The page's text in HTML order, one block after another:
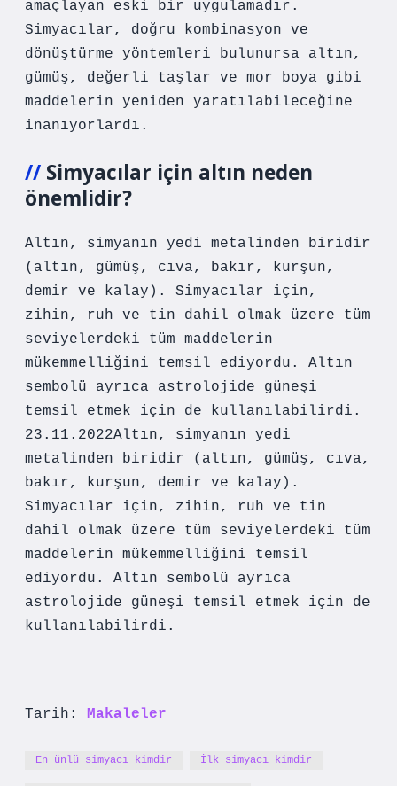
amaçlayan eski bir uygulamadır.
Simyacılar, doğru kombinasyon ve
dönüştürme yöntemleri bulunursa altın,
gümüş, değerli taşlar ve mor boya gibi
maddelerin yeniden yaratılabileceğine
inanıyorlardı.
Simyacılar için altın neden
önemlidir?
Altın, simyanın yedi metalinden biridir
(altın, gümüş, cıva, bakır, kurşun,
demir ve kalay). Simyacılar için,
zihin, ruh ve tin dahil olmak üzere tüm
seviyelerdeki tüm maddelerin
mükemmelliğini temsil ediyordu. Altın
sembolü ayrıca astrolojide güneşi
temsil etmek için de kullanılabilirdi.
23.11.2022Altın, simyanın yedi
metalinden biridir (altın, gümüş, cıva,
bakır, kurşun, demir ve kalay).
Simyacılar için, zihin, ruh ve tin
dahil olmak üzere tüm seviyelerdeki tüm
maddelerin mükemmelliğini temsil
ediyordu. Altın sembolü ayrıca
astrolojide güneşi temsil etmek için de
kullanılabilirdi.
Tarih: Makaleler
En ünlü simyacı kimdir İlk simyacı kimdir